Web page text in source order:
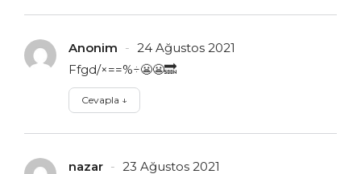
Anonim
24 Ağustos 2021
Ffgd/×==%÷😬😬🔜
Cevapla ↓
nazar 23 Ağustos 2021